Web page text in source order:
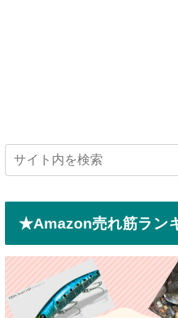
★Amazon売れ筋ラン